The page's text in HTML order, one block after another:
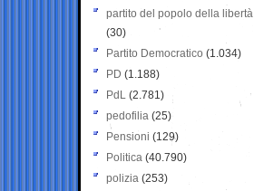
partito del popolo della libertà
(30)
Partito Democratico (1.034)
PD (1.188)
PdL (2.781)
pedofilia (25)
Pensioni (129)
Politica (40.790)
polizia (253)